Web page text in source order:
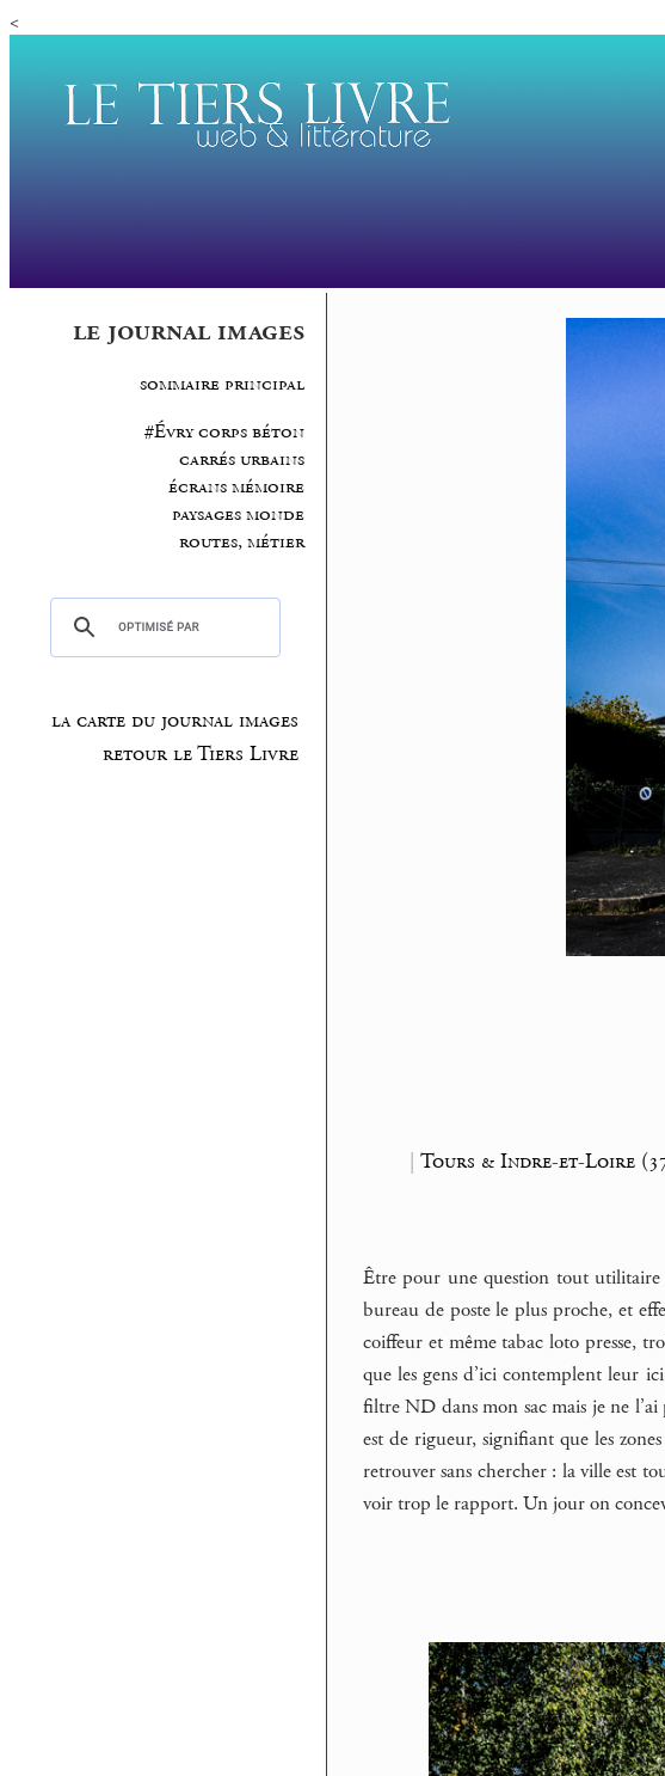
<
le journal images
sommaire principal
#Évry corps béton
carrés urbains
écrans mémoire
paysages monde
routes, métier
la carte du journal images
retour le Tiers Livre
|Tours & Indre-et-Loire
Être pour une question tout utilitaire
bureau de poste le plus proche, et
coiffeur et même tabac loto presse,
que les gens d’ici contemplent leur
filtre ND dans mon sac mais je ne l’ai
est de rigueur, signifiant que les
retrouver sans chercher : la ville est
voir trop le rapport. Un jour on